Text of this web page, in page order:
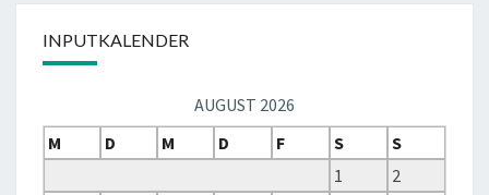
INPUTKALENDER
AUGUST 2026
M
D M D F S
S
1
2